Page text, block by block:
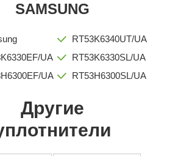
SAMSUNG
UA
UA
RT53K6340UT/UA
RT53K6330SL/UA
RT53H6300SL/UA
Другие